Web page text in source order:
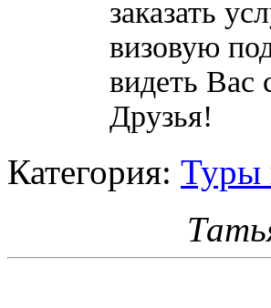
заказать
визовую
видеть Вас
Друзья!
Категория: Туры